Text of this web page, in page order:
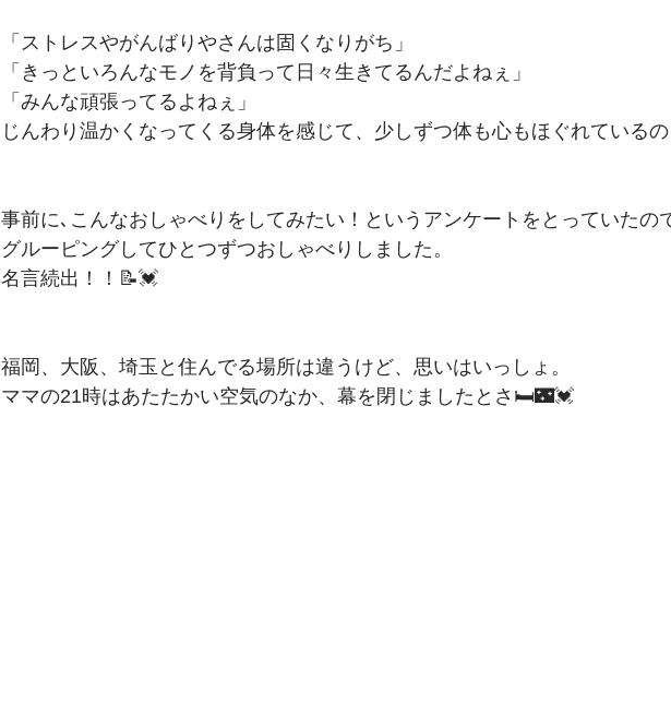
「ストレスやがんばりやさんは固くなりがち」
「きっといろんなモノを背負って日々生きてるんだよねぇ」
「みんな頑張ってるよねぇ」
じんわり温かくなってくる身体を感じて、少しずつ体も心もほぐれている
事前に､こんなおしゃべりをしてみたい！というアンケートをとっていたの
グルーピングしてひとつずつおしゃべりしました。
名言続出！！📝💓
福岡、大阪、埼玉と住んでる場所は違うけど、思いはいっしょ。
ママの21時はあたたかい空気のなか、幕を閉じましたとさ🛏🌃💓